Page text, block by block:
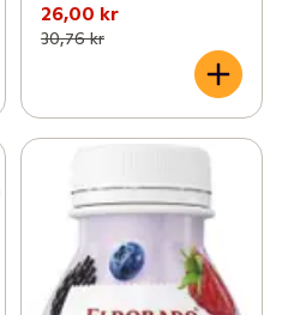
26,00 kr
30,76 kr